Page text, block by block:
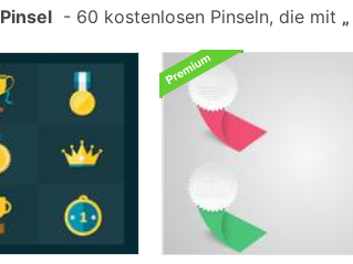
- 60 kostenlosen Pinseln, die mit